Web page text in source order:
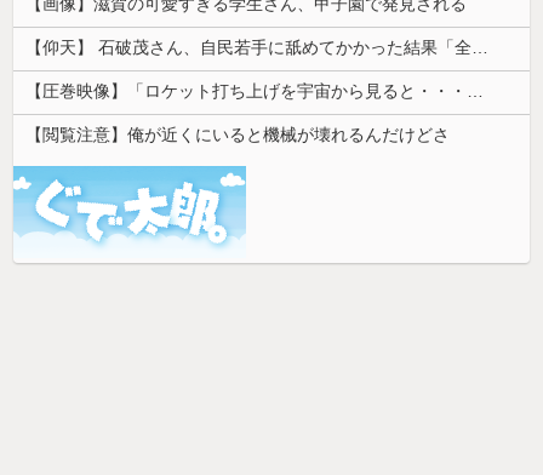
【画像】滋賀の可愛すぎる学生さん、甲子園で発見される
【仰天】 石破茂さん、自民若手に舐めてかかった結果「全てを失うｗｗｗｗｗ」
【圧巻映像】「ロケット打ち上げを宇宙から見ると・・・」の動画が衝撃的
【閲覧注意】俺が近くにいると機械が壊れるんだけどさ